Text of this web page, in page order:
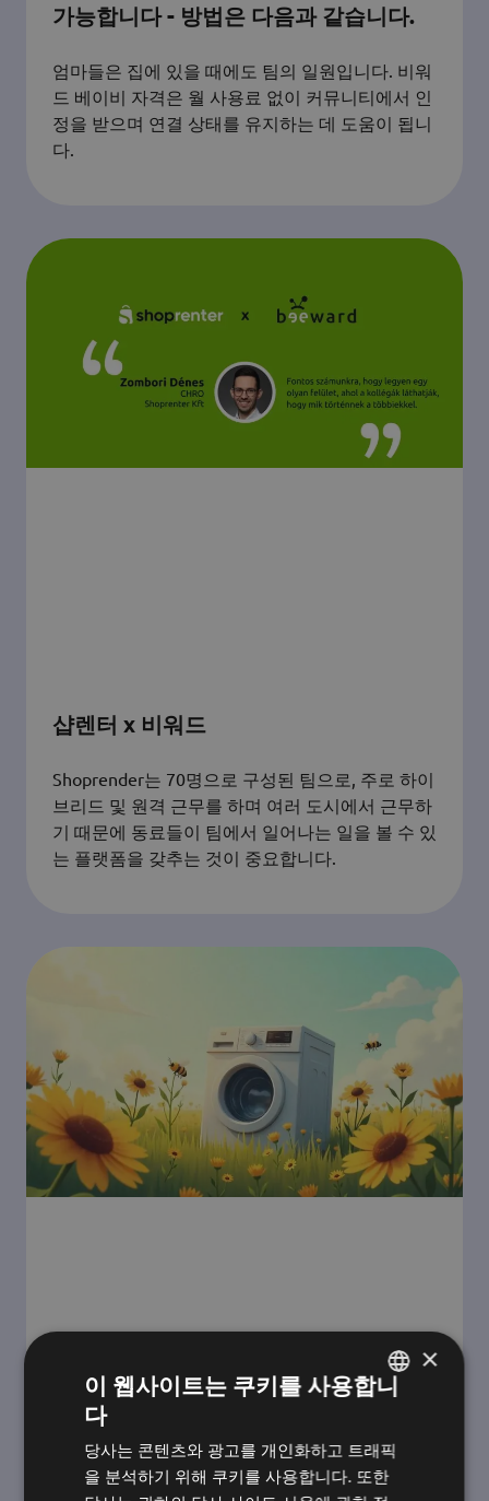
가능합니다 - 방법은 다음과 같습니다.
엄마들은 집에 있을 때에도 팀의 일원입니다. 비워
드 베이비 자격은 월 사용료 없이 커뮤니티에서 인
정을 받으며 연결 상태를 유지하는 데 도움이 됩니
다.
샵렌터 x 비워드
Shoprender는 70명으로 구성된 팀으로, 주로 하이
브리드 및 원격 근무를 하며 여러 도시에서 근무하
기 때문에 동료들이 팀에서 일어나는 일을 볼 수 있
는 플랫폼을 갖추는 것이 중요합니다.
직장에서의 웰빙은 단순한 트렌드가 아
니라 성공의 열쇠입니다.
영어
한국어
×
이 웹사이트는 쿠키를 사용합니
다
당사는 콘텐츠와 광고를 개인화하고 트래픽
을 분석하기 위해 쿠키를 사용합니다. 또한